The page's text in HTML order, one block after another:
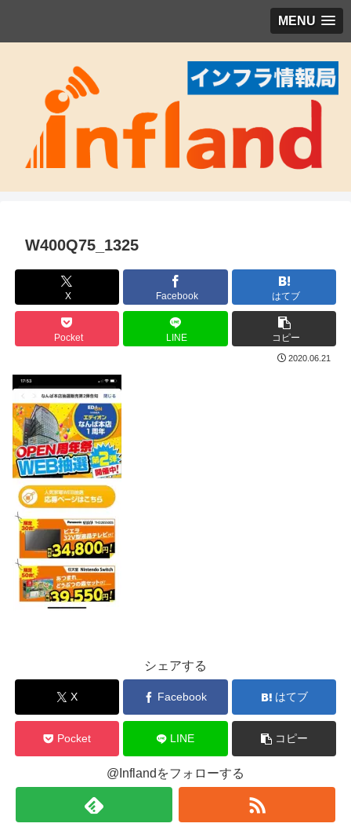
MENU
W400Q75_1325
X Facebook はてブ
Pocket LINE コピー
2020.06.21
シェアする
X Facebook はてブ
Pocket LINE コピー
@Inflandをフォローする